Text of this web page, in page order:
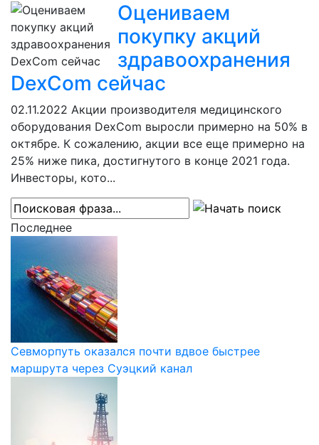
Оцениваем
покупку акций
здравоохранения
DexCom сейчас
02.11.2022 Акции производителя медицинского
оборудования DexCom выросли примерно на 50% в
октябре. К сожалению, акции все еще примерно на
25% ниже пика, достигнутого в конце 2021 года.
Инвесторы, кото...
Последнее
Севморпуть оказался почти вдвое быстрее
маршрута через Суэцкий канал